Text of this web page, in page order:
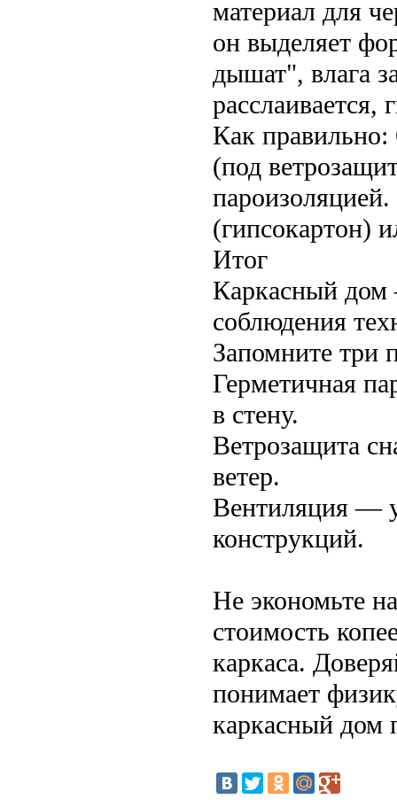
материал для
он выделяет
дышат", влага
расслаивается,
Как правильно:
(под
(гипсокартон)
Итог
Каркасный дом
соблюдения
Запомните три
Герметичная
в стену.
Ветрозащита
ветер.
Вентиляция —
конструкций.
Не экономьте
стоимость
каркаса.
понимает
каркасный дом